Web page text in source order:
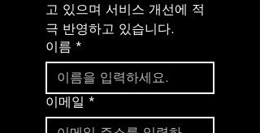
고 있으며 서비스 개선에 적
극 반영하고 있습니다.
이름 *
이메일 *